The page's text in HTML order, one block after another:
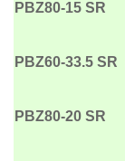
PBZ80-15 SR
PBZ60-33.5 SR
PBZ80-20 SR